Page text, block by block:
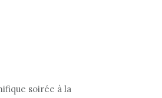
soirée à la